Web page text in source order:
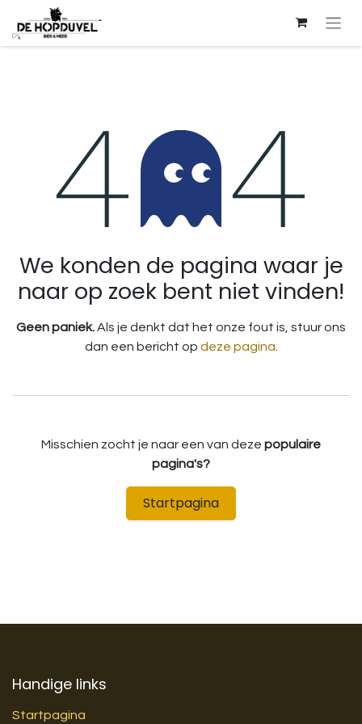
Fout 404
We konden de pagina waar je
naar op zoek bent niet vinden!
Geen paniek.Als je denkt dat het onze fout is, stuur ons
dan een bericht op deze pagina.
Misschien zocht je naar een van deze populaire
pagina's?
Startpagina
Handige links
Startpagina